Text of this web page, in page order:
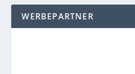
WERBEPARTNER